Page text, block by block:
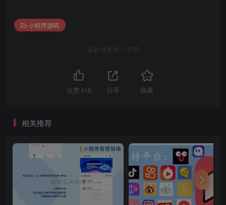
小程序源码
喜欢就支持一下吧
点赞418 分享 收藏
相关推荐